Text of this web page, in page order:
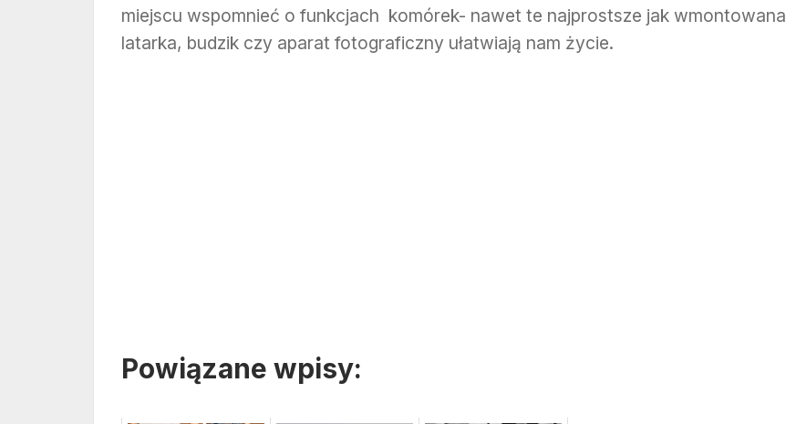
miejscu wspomnieć o funkcjach komórek- nawet te najprostsze jak wmontowana
latarka, budzik czy aparat fotograficzny ułatwiają nam życie.
Powiązane wpisy: